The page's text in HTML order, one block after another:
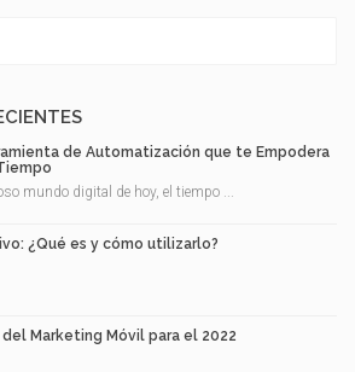
de Automatización que te Empodera
mundo digital de hoy, el tiempo ...
¿Qué es y cómo utilizarlo?
Marketing Móvil para el 2022